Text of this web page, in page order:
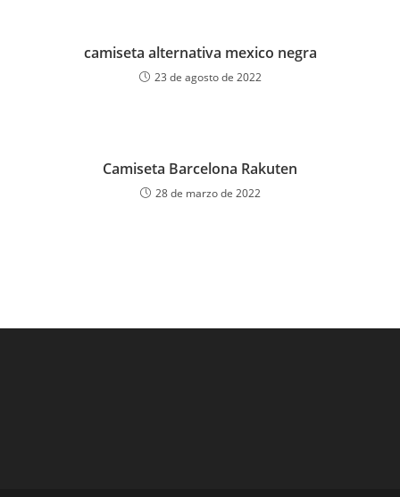
camiseta alternativa mexico negra
23 de agosto de 2022
Camiseta Barcelona Rakuten
28 de marzo de 2022